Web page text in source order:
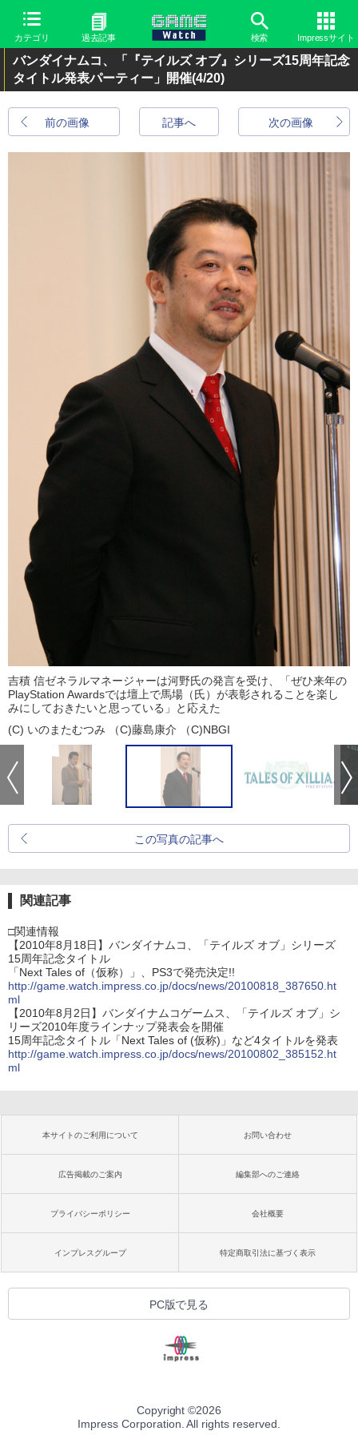
カテゴリ 過去記事 検索 Impressサイト
バンダイナムコ、「『テイルズ オブ』シリーズ15周年記念
タイトル発表パーティー」開催(4/20)
前の画像 次の画像
記事へ
吉積 信ゼネラルマネージャーは河野氏の発言を受け、「ぜひ来年の
PlayStation Awardsでは壇上で馬場（氏）が表彰されることを楽し
みにしておきたいと思っている」と応えた
(C) いのまたむつみ （C)藤島康介 （C)NBGI
この写真の記事へ
関連記事
□関連情報
【2010年8月18日】バンダイナムコ、「テイルズ オブ」シリーズ
15周年記念タイトル
「Next Tales of（仮称）」、PS3で発売決定!!
http://game.watch.impress.co.jp/docs/news/20100818_387650.ht
ml
【2010年8月2日】バンダイナムコゲームス、「テイルズ オブ」シ
リーズ2010年度ラインナップ発表会を開催
15周年記念タイトル「Next Tales of (仮称)」など4タイトルを発表
http://game.watch.impress.co.jp/docs/news/20100802_385152.ht
ml
本サイトのご利用について お問い合わせ
広告掲載のご案内 編集部へのご連絡
プライバシーポリシー 会社概要
インプレスグループ 特定商取引法に基づく表示
PC版で見る
Copyright ©2026
Impress Corporation. All rights reserved.